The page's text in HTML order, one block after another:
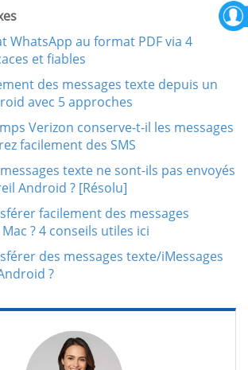
WhatsApp au format PDF via 4
et fiables
des messages texte depuis un
avec 5 approches
Verizon conserve-t-il les messages
facilement des SMS
texte ne sont-ils pas envoyés
Android ? [Résolu]
facilement des messages
? 4 conseils utiles ici
des messages texte/iMessages
?